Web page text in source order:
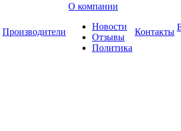
Производители
О компании
Новости
Отзывы
Политика
Контакты